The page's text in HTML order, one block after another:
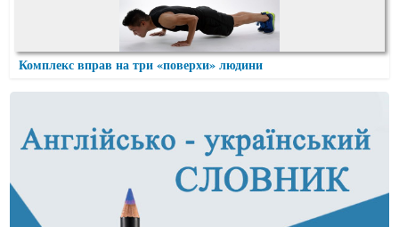
Комплекс вправ на три «поверхи» людини